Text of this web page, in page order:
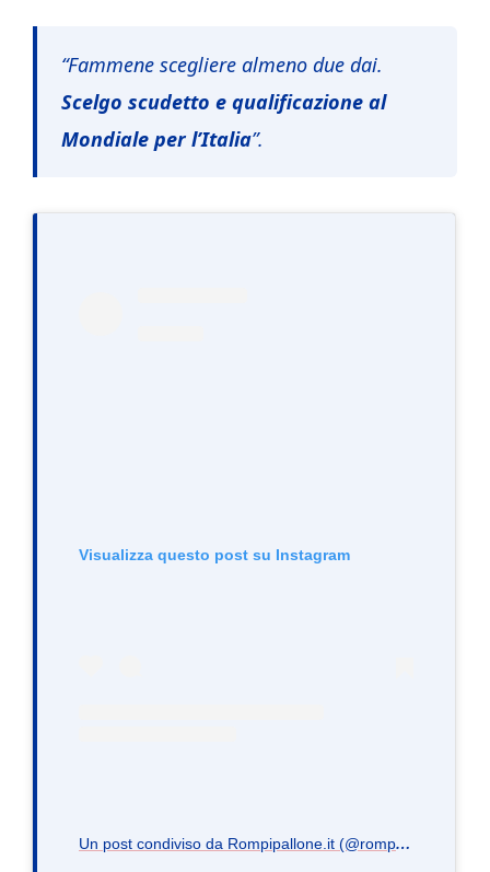
“Fammene scegliere almeno due dai.
Scelgo scudetto e qualificazione al
Mondiale per l’Italia”.
Visualizza questo post su Instagram
U
n post condiviso da Rompipallone.it (@rompipallone.it)